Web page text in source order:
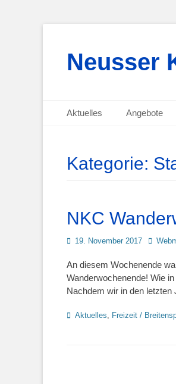
Neusser
Primäres Menü
Inhalt
Aktuelles Angebote
springen
Kategorie:
NKC
Posted
19. November 2017 Autor
An diesem Wochenende
Wanderwochenende! Wie
Nachdem wir in den letzten
Kategorien
Aktuelles, Freizeit /